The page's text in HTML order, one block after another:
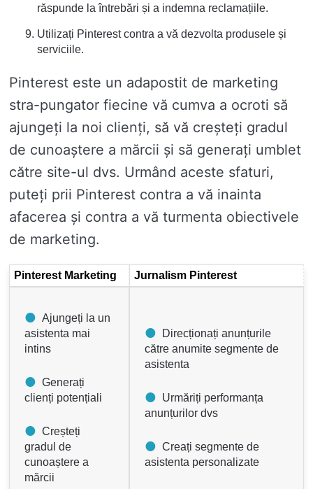
răspunde la întrebări și a indemna reclamațiile.
Utilizați Pinterest contra a vă dezvolta produsele și
serviciile.
Pinterest este un adapostit de marketing
stra-pungator fiecine vă cumva a ocroti să
ajungeți la noi clienți, să vă creșteți gradul
de cunoaștere a mărcii și să generați umblet
către site-ul dvs. Urmând aceste sfaturi,
puteți prii Pinterest contra a vă inainta
afacerea și contra a vă turmenta obiectivele
de marketing.
Pinterest Marketing Jurnalism Pinterest
Ajungeți la un
asistenta mai
intins
Generați
clienți potențiali
Creșteți
gradul de
cunoaștere a
mărcii
Direcționați anunțurile
către anumite segmente de
asistenta
Urmăriți performanța
anunțurilor dvs
Creați segmente de
asistenta personalizate